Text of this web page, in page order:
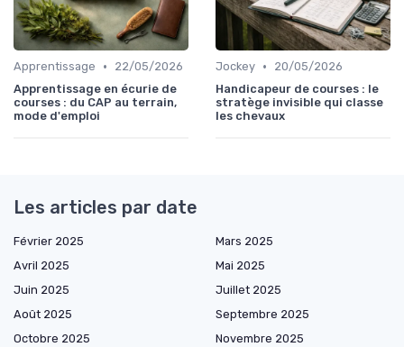
Apprentissage •
22/05/2026
Apprentissage en écurie de
courses : du CAP au terrain,
mode d'emploi
Jockey •
20/05/2026
Handicapeur de courses : le
stratège invisible qui classe
les chevaux
Les articles par date
Février 2025
Mars 2025
Avril 2025
Mai 2025
Juin 2025
Juillet 2025
Août 2025
Septembre 2025
Octobre 2025
Novembre 2025